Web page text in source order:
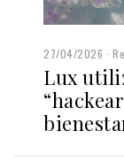
27/04/2026
Lux